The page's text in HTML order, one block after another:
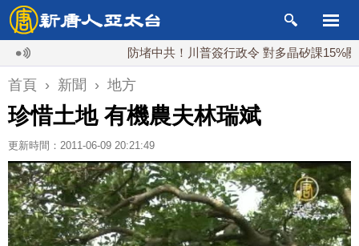
防堵中共！川普簽行政令 對多晶矽課15%關稅
首頁 › 新聞 › 地方
珍惜土地 有機農夫林瑞斌
更新時間：2011-06-09 20:21:49